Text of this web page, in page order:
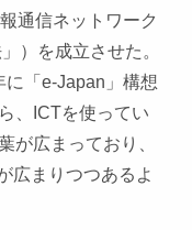
通信ネットワーク
）を成立させた。
「e-Japan」構想
、ICTを使ってい
が広まっており、
広まりつつあるよ